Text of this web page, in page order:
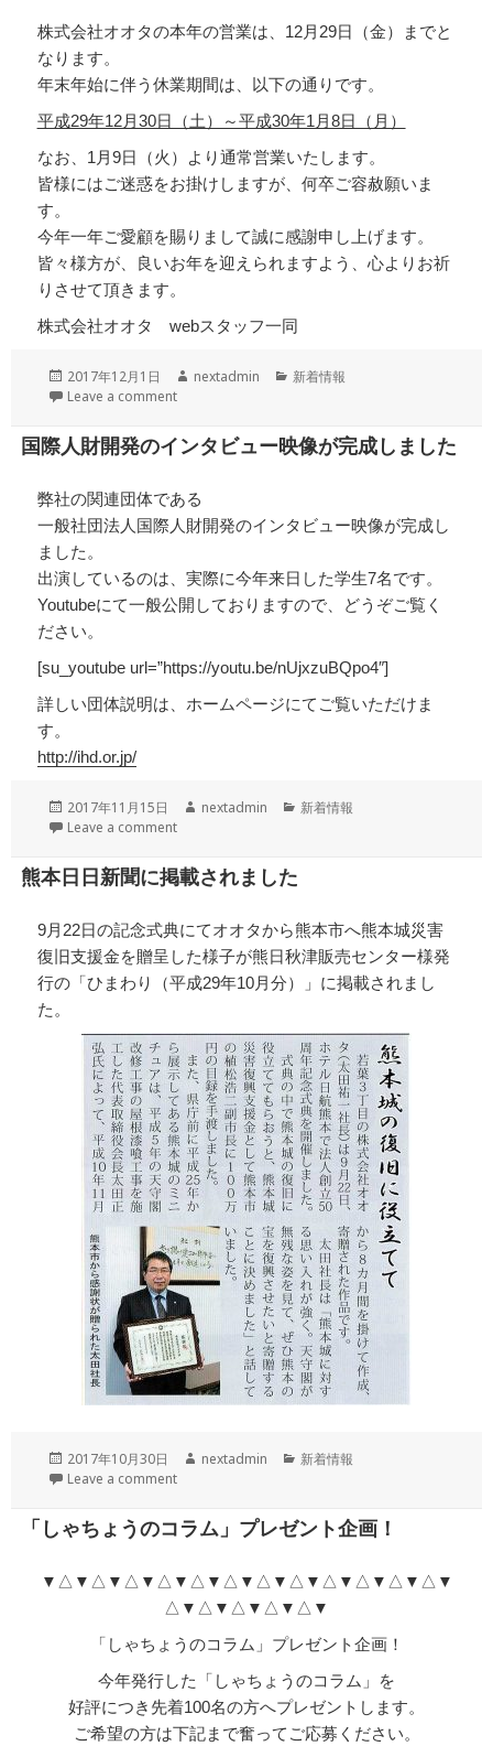
株式会社オオタの本年の営業は、12月29日（金）までと
なります。
年末年始に伴う休業期間は、以下の通りです。
平成29年12月30日（土）～平成30年1月8日（月）
なお、1月9日（火）より通常営業いたします。
皆様にはご迷惑をお掛けしますが、何卒ご容赦願いま
す。
今年一年ご愛顧を賜りまして誠に感謝申し上げます。
皆々様方が、良いお年を迎えられますよう、心よりお祈
りさせて頂きます。
株式会社オオタ webスタッフ一同
投
稿
2017年12月1日
作
nextadmin
カ
リ
ー
新着情報
Leave a comment
国際人財開発のインタビュー映像が完成しました
弊社の関連団体である
一般社団法人国際人財開発のインタビュー映像が完成し
ました。
出演しているのは、実際に今年来日した学生7名です。
Youtubeにて一般公開しておりますので、どうぞご覧く
ださい。
[su_youtube url=”https://youtu.be/nUjxzuBQpo4″]
詳しい団体説明は、ホームページにてご覧いただけま
す。
http://ihd.or.jp/
投
稿
2017年11月15日
作
nextadmin
カ
新着情報
Leave a comment
熊本日日新聞に掲載されました
9月22日の記念式典にてオオタから熊本市へ熊本城災害
復旧支援金を贈呈した様子が熊日秋津販売センター様発
行の「ひまわり（平成29年10月分）」に掲載されまし
た。
投
稿
2017年10月30日
作
nextadmin
カ
リ
ー
新着情報
Leave a comment
「しゃちょうのコラム」プレゼント企画！
▼△▼△▼△▼△▼△▼△▼△▼△▼△▼△▼△▼△▼
△▼△▼△▼△▼△▼
「しゃちょうのコラム」プレゼント企画！
今年発行した「しゃちょうのコラム」を
好評につき先着100名の方へプレゼントします。
ご希望の方は下記まで奮ってご応募ください。